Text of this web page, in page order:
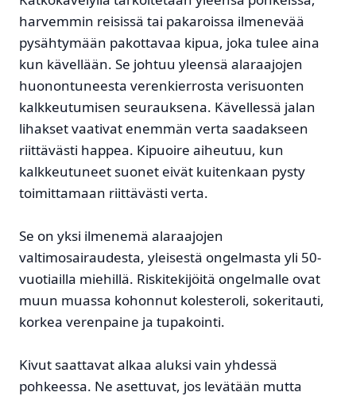
harvemmin reisissä tai pakaroissa ilmenevää
pysähtymään pakottavaa kipua, joka tulee aina
kun kävellään. Se johtuu yleensä alaraajojen
huonontuneesta verenkierrosta verisuonten
kalkkeutumisen seurauksena. Kävellessä jalan
lihakset vaativat enemmän verta saadakseen
riittävästi happea. Kipuoire aiheutuu, kun
kalkkeutuneet suonet eivät kuitenkaan pysty
toimittamaan riittävästi verta.
Se on yksi ilmenemä alaraajojen
valtimosairaudesta, yleisestä ongelmasta yli 50-
vuotiailla miehillä. Riskitekijöitä ongelmalle ovat
muun muassa kohonnut kolesteroli, sokeritauti,
korkea verenpaine ja tupakointi.
Kivut saattavat alkaa aluksi vain yhdessä
pohkeessa. Ne asettuvat, jos levätään mutta